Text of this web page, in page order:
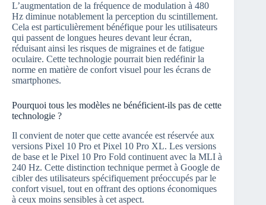
L’augmentation de la fréquence de modulation à 480
Hz diminue notablement la perception du scintillement.
Cela est particulièrement bénéfique pour les utilisateurs
qui passent de longues heures devant leur écran,
réduisant ainsi les risques de migraines et de fatigue
oculaire. Cette technologie pourrait bien redéfinir la
norme en matière de confort visuel pour les écrans de
smartphones.
Pourquoi tous les modèles ne bénéficient-ils pas de cette
technologie ?
Il convient de noter que cette avancée est réservée aux
versions Pixel 10 Pro et Pixel 10 Pro XL. Les versions
de base et le Pixel 10 Pro Fold continuent avec la MLI à
240 Hz. Cette distinction technique permet à Google de
cibler des utilisateurs spécifiquement préoccupés par le
confort visuel, tout en offrant des options économiques
à ceux moins sensibles à cet aspect.